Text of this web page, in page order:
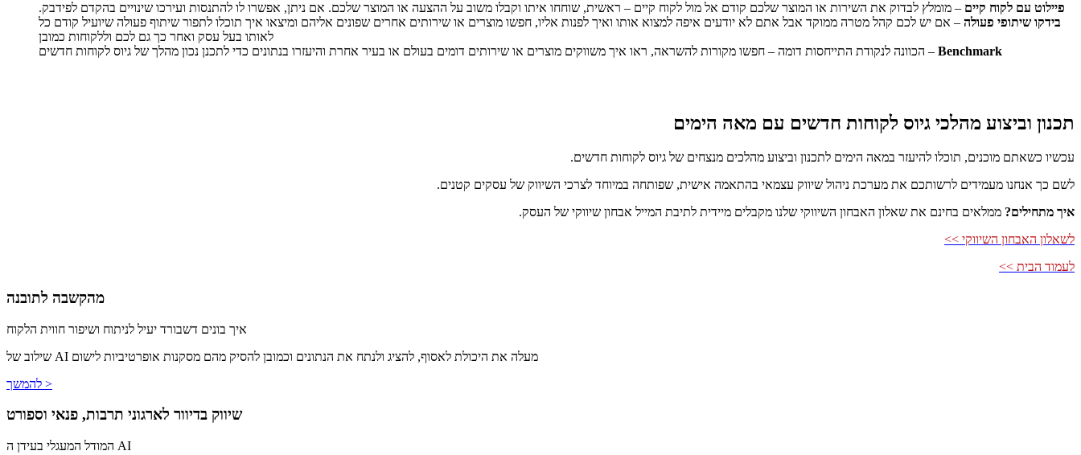
פיילוט עם לקוח קיים – מומלץ לבדוק את השירות או המוצר שלכם קודם אל מול לקוח קיים – ראשית, שוחחו איתו וקבלו משוב על ההצעה או המוצר שלכם. אם ניתן, אפשרו לו להתנסות ועירכו שינויים בהקדם לפידבק.
בידקו שיתופי פעולה – אם יש לכם קהל מטרה ממוקד אבל אתם לא יודעים איפה למצוא אותו ואיך לפנות אליו, חפשו מוצרים או שירותים אחרים שפונים אליהם ומיצאו איך תוכלו לתפור שיתוף פעולה שיועיל קודם כל
לאותו בעל עסק ואחר כך גם לכם וללקוחות כמובן
Benchmark – הכוונה לנקודת התייחסות דומה – חפשו מקורות להשראה, ראו איך משווקים מוצרים או שירותים דומים בעולם או בעיר אחרת והיעזרו בנתונים כדי לתכנן נכון מהלך של גיוס לקוחות חדשים
תכנון וביצוע מהלכי גיוס לקוחות חדשים עם מאה הימים
עכשיו כשאתם מוכנים, תוכלו להיעזר במאה הימים לתכנון וביצוע מהלכים מנצחים של גיוס לקוחות חדשים.
לשם כך אנחנו מעמידים לרשותכם את מערכת ניהול שיווק עצמאי בהתאמה אישית, שפותחה במיוחד לצרכי השיווק של עסקים קטנים.
איך מתחילים? ממלאים בחינם את שאלון האבחון השיווקי שלנו מקבלים מיידית לתיבת המייל אבחון שיווקי של העסק.
לשאלון האבחון השיווקי >>
לעמוד הבית >>
מהקשבה לתובנה
איך בונים דשבורד יעיל לניתוח ושיפור חווית הלקוח
שילוב של AI מעלה את היכולת לאסוף, להציג ולנתח את הנתונים וכמובן להסיק מהם מסקנות אופרטיביות לישום
להמשך >
שיווק בדיוור לארגוני תרבות, פנאי וספורט
המודל המעגלי בעידן ה AI